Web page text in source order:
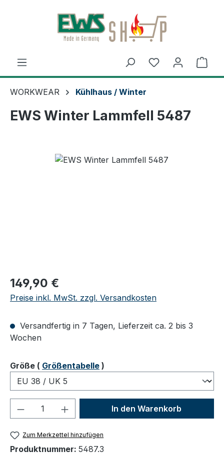
Zum Hauptinhalt springen
WORKWEAR Kühlhaus / Winter
EWS Winter Lammfell 5487
Regulärer Preis:
149,90 €
Preise inkl. MwSt. zzgl. Versandkosten
Versandfertig in 7 Tagen, Lieferzeit ca. 2 bis 3
Wochen
Größeauswählen
( Größentabelle )
Produkt Anzahl: Gib denIn den Warenkorb
Zum Merkzettel hinzufügen
Produktnummer: 5487.3